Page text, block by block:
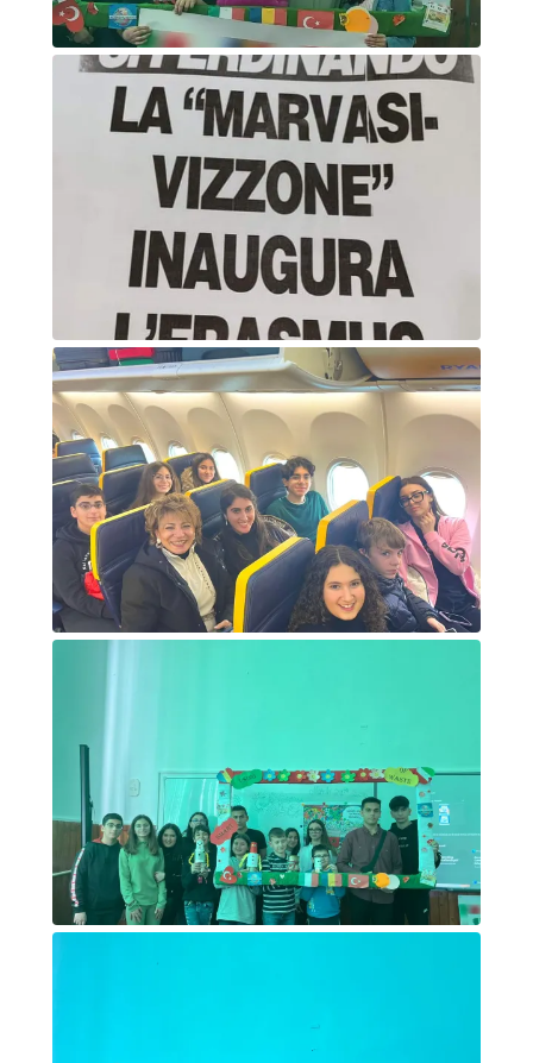
Foto di gruppo
Articolo di giornale